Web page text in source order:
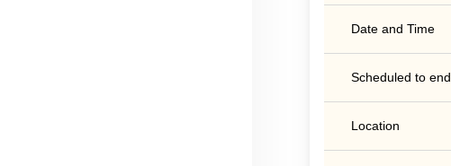
Date and Time
Scheduled to end
Location